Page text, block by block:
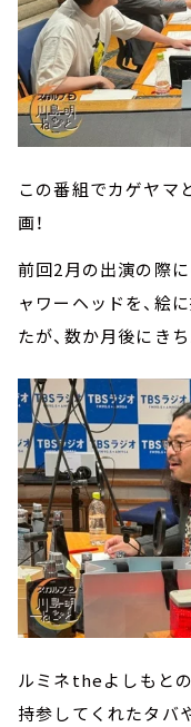
この番組でカゲヤマ
画！
前回2月の出演の際に
ャワーヘッドを、絵
たが、数か月後にき
ルミネtheよしもと
持参してくれたタバ